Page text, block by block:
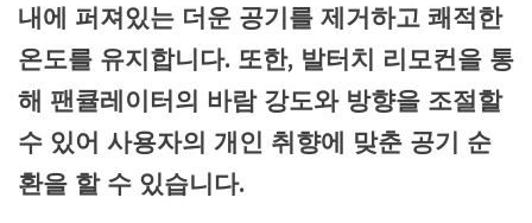
내에 퍼져있는 더운 공기를 제거하고 쾌적한
온도를 유지합니다. 또한, 발터치 리모컨을 통
해 팬큘레이터의 바람 강도와 방향을 조절할
수 있어 사용자의 개인 취향에 맞춘 공기 순
환을 할 수 있습니다.